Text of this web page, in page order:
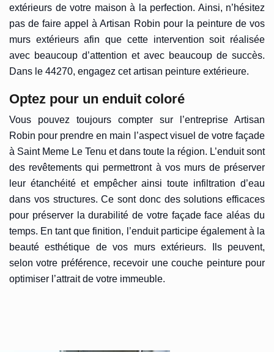
extérieurs de votre maison à la perfection. Ainsi, n’hésitez
pas de faire appel à Artisan Robin pour la peinture de vos
murs extérieurs afin que cette intervention soit réalisée
avec beaucoup d’attention et avec beaucoup de succès.
Dans le 44270, engagez cet artisan peinture extérieure.
Optez pour un enduit coloré
Vous pouvez toujours compter sur l’entreprise Artisan
Robin pour prendre en main l’aspect visuel de votre façade
à Saint Meme Le Tenu et dans toute la région. L’enduit sont
des revêtements qui permettront à vos murs de préserver
leur étanchéité et empêcher ainsi toute infiltration d’eau
dans vos structures. Ce sont donc des solutions efficaces
pour préserver la durabilité de votre façade face aléas du
temps. En tant que finition, l’enduit participe également à la
beauté esthétique de vos murs extérieurs. Ils peuvent,
selon votre préférence, recevoir une couche peinture pour
optimiser l’attrait de votre immeuble.